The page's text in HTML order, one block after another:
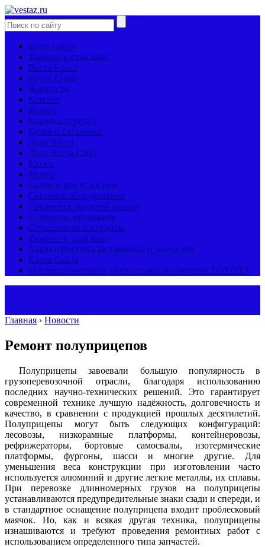
карта сайта
Тюнинг и стайлинг
Веста Кросс
Веста Спорт
Жидкости
Климат
Колеса
Коробка передач
Кузов и багажник
Лада Веста
Лада Веста CNG
Мозги
Мотор
Салон и все что в нем
Световое оборудование
Сравнение моделей машин
Страницы механиков
Страхование и кредиты
Тюнинг и стайлинг
Характеристики автомобиля и запчастей
Карта Сайта
Профессиональная диагностика автомобиля TOYOTA
Главная › Новости
Ремонт полуприцепов
Полуприцепы завоевали большую популярность в
грузоперевозочной отрасли, благодаря использованию
последних научно-технических решений. Это гарантирует
современной технике лучшую надёжность, долговечность и
качество, в сравнении с продукцией прошлых десятилетий.
Полуприцепы могут быть следующих конфигураций:
лесовозы, низкорамные платформы, контейнеровозы,
рефрижераторы, бортовые самосвалы, изотермические
платформы, фургоны, шасси и многие другие. Для
уменьшения веса конструкции при изготовлении часто
используется алюминий и другие легкие металлы, их сплавы.
При перевозке длинномерных грузов на полуприцепы
устанавливаются предупредительные знаки сзади и спереди, и
в стандартное оснащение полуприцепа входит проблесковый
маячок. Но, как и всякая другая техника, полуприцепы
изнашиваются и требуют проведения ремонтных работ с
использованием определенного типа запчастей.